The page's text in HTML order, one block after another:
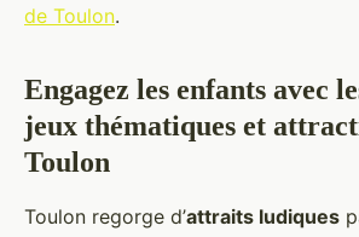
de Toulon.
Engagez les enfants avec
jeux thématiques et
Toulon
Toulon regorge d’attraits ludiques